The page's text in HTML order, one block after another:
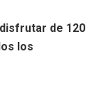
de 120
los